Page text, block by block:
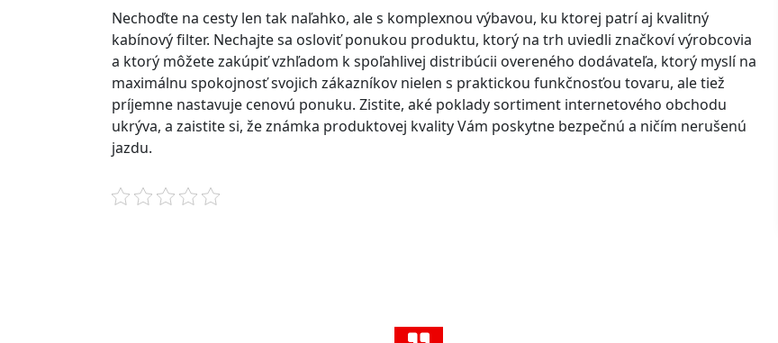
Nechoďte na cesty len tak naľahko, ale s komplexnou výbavou, ku ktorej patrí aj kvalitný
kabínový filter. Nechajte sa osloviť ponukou produktu, ktorý na trh uviedli značkoví výrobcovia
a ktorý môžete zakúpiť vzhľadom k spoľahlivej distribúcii overeného dodávateľa, ktorý myslí na
maximálnu spokojnosť svojich zákazníkov nielen s praktickou funkčnosťou tovaru, ale tiež
príjemne nastavuje cenovú ponuku. Zistite, aké poklady sortiment internetového obchodu
ukrýva, a zaistite si, že známka produktovej kvality Vám poskytne bezpečnú a ničím nerušenú
jazdu.